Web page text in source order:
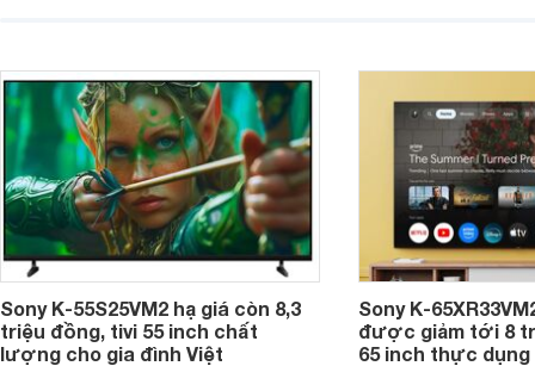
dùng cho phòng bao nhiêu m2?
Sony K-55S25VM2 hạ giá còn 8,3
triệu đồng, tivi 55 inch chất
lượng cho gia đình Việt
Sony K-
được giảm tới 8
65 inch thực